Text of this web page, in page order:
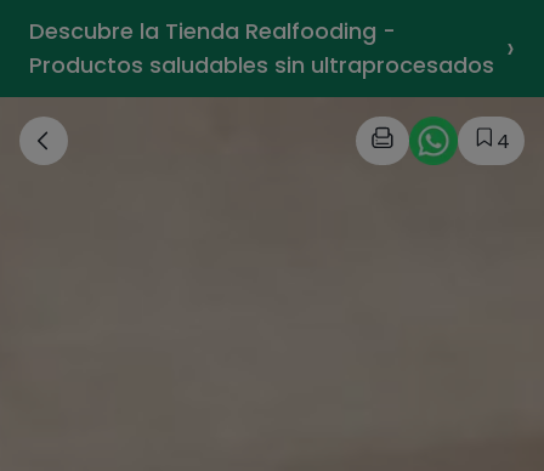
Descubre la Tienda Realfooding -
Productos saludables sin ultraprocesados ›
4